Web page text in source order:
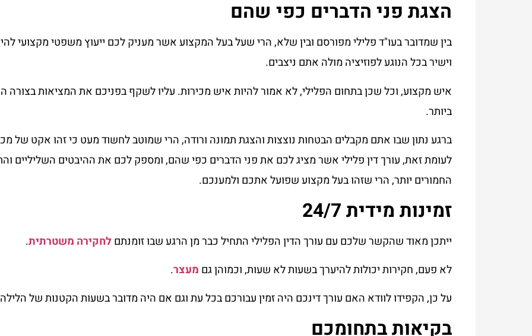
הצגת פני הדברים כפי שהם
בין שמדובר בעו"ד פלילי מפורסם ובין שלא, הרי שעל בעל המקצוע אשר מעניק לכם ייעוץ משפטי מקצועי
וישיר בכל הנוגע לפוזיציה מולה אתם ניצבים.
איש מקצוע, וכל שכן בתחום הפלילי, לא אמור להיות איש מכירות. עליו לשקף בפניכם את המציאות בצורה
ביותר.
ברגע נתון שבו אתם מקבלים הבטחות נוצצות והצגת תמונה ורודה, הרי שמוטב לחשוד מעט כי זהו אקט של
לעומת זאת, עורך דין פלילי אשר מציג לכם את פני הדברים כפי שהם, ומספק לכם את ההיבטים השליליים
החמורים יותר, הרי שזהו בעל מקצוע שפועל אתכם ולמענכם.
זמינות מידית 24/7
ייתכן מאוד שהקשר שלכם עם עורך הדין הפלילי התחיל כבר מן הרגע שבו זומנתםלחקירה משטרתית.
לא פעם, חקירות יכולות להיערך בשעות לא שעות, וכמוהן גם מעצר.
על כן, הקפידו לוודא האם עורך דינכם היה זמין עבורכם בכל עת וגם אם היה מדובר בשעות הקטנות של
בקיאות בתחומכם